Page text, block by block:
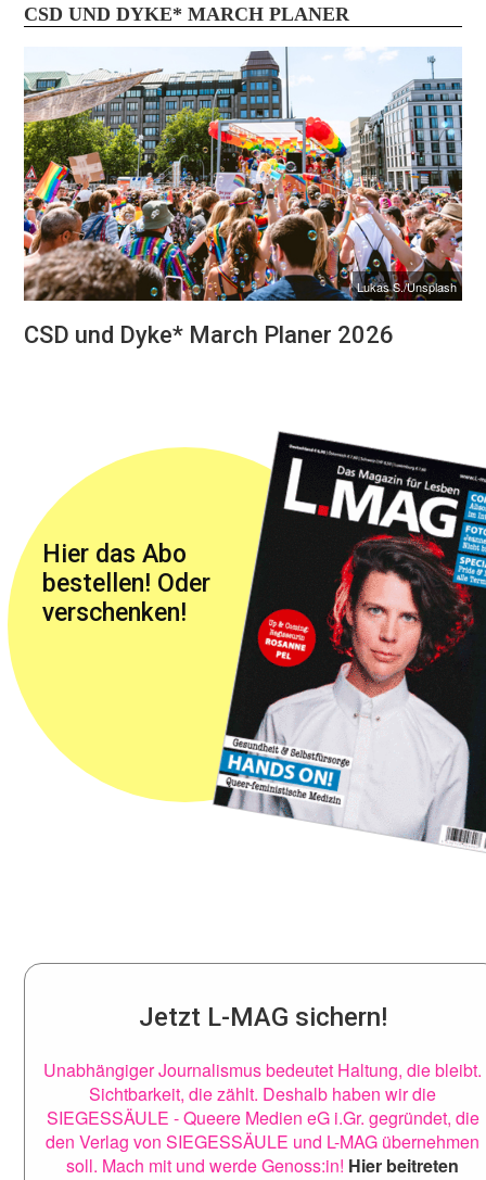
CSD UND DYKE* MARCH PLANER
Lukas S./Unsplash
CSD und Dyke* March Planer 2026
Hier das Abo
bestellen! Oder
verschenken!
Jetzt L-MAG sichern!
Unabhängiger Journalismus bedeutet Haltung, die bleibt.
Sichtbarkeit, die zählt. Deshalb haben wir die
SIEGESSÄULE - Queere Medien eG i.Gr. gegründet, die
den Verlag von SIEGESSÄULE und L-MAG übernehmen
soll. Mach mit und werde Genoss:in! Hier beitreten